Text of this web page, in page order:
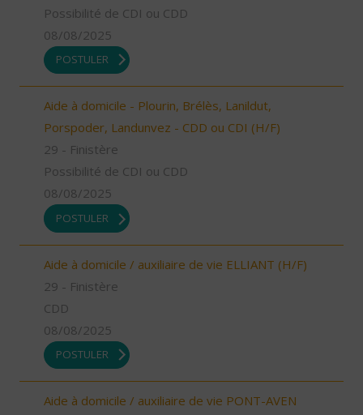
Possibilité de CDI ou CDD
08/08/2025
POSTULER
Aide à domicile - Plourin, Brélès, Lanildut,
Porspoder, Landunvez - CDD ou CDI (H/F)
29 - Finistère
Possibilité de CDI ou CDD
08/08/2025
POSTULER
Aide à domicile / auxiliaire de vie ELLIANT (H/F)
29 - Finistère
CDD
08/08/2025
POSTULER
Aide à domicile / auxiliaire de vie PONT-AVEN